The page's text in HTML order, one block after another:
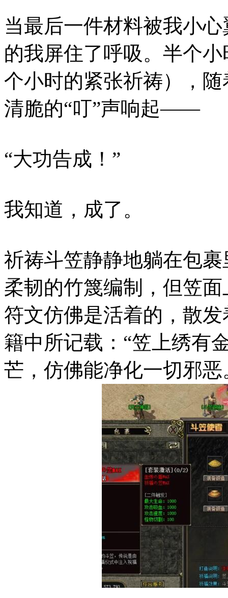
当最后一件材料被我小
的我屏住了呼吸。半个
个小时的紧张祈祷），
清脆的“叮”声响起——
“大功告成！”
我知道，成了。
祈祷斗笠静静地躺在包
柔韧的竹篾编制，但笠
符文仿佛是活着的，散
籍中所记载：“笠上绣有
芒，仿佛能净化一切邪恶